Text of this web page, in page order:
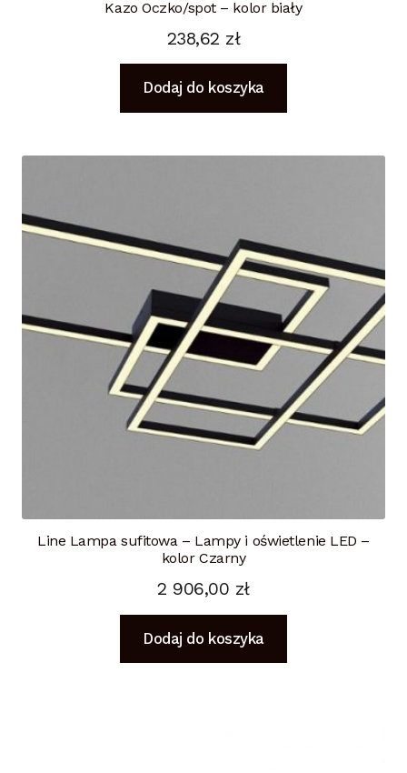
Kazo Oczko/spot – kolor biały
238,62 zł
Dodaj do koszyka
Line Lampa sufitowa – Lampy i oświetlenie LED –
kolor Czarny
2 906,00 zł
Dodaj do koszyka